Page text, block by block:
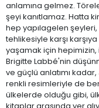
anlamına gelmez.
şeyi kanıtlamaz. Hatta
hep yapılagelen
tehlikesiyle karşı
yaşamak için hepimizin,
Brigitte Labbé'nin
ve güçlü anlatımı
renkli resimleriyle de
ülkelerde olduğu gibi,